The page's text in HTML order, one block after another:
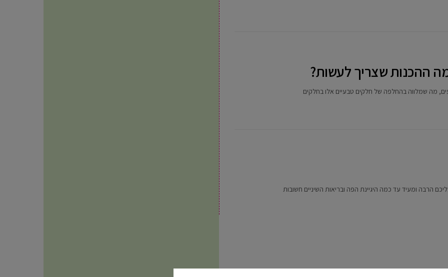
ההכנות שצריך לעשות?
מה שמלווה בהחלפה של חלקים טבעיים אלו בחלקים
הרבה ומעיד עד כמה היגיינת הפה ובריאות השיניים חשובות